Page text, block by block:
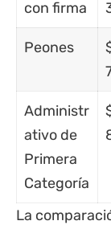
con firma
Peones
Administr
ativo de
Primera
Categoría
La